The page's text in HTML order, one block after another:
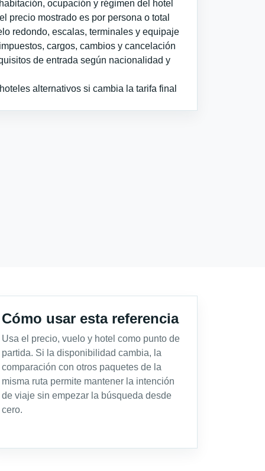
ocupación y régimen del hotel
precio mostrado es por persona o total
redondo, escalas, terminales y equipaje
cargos, cambios y cancelación
de entrada según nacionalidad y
alternativos si cambia la tarifa final
Cómo usar esta referencia
Usa el precio, vuelo y hotel como punto de
partida. Si la disponibilidad cambia, la
comparación con otros paquetes de la
misma ruta permite mantener la intención
de viaje sin empezar la búsqueda desde
cero.